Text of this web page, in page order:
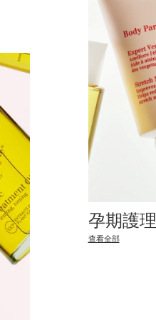
孕期護理
查看全部